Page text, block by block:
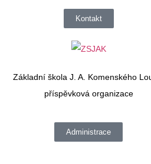
Kontakt
Základní škola J. A. Komenského
příspěvková organizace
Administrace